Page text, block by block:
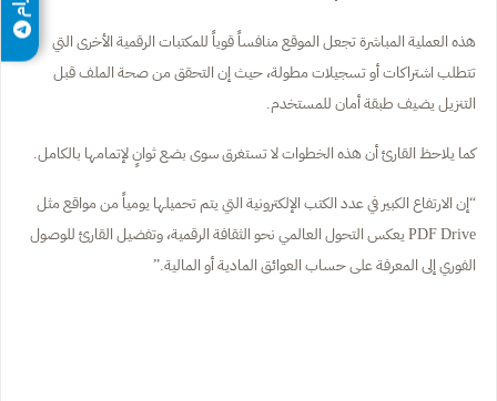
هذه العملية المباشرة تجعل الموقع منافساً قوياً للمكتبات الرقمية الأخرى التي
تتطلب اشتراكات أو تسجيلات مطولة، حيث إن التحقق من صحة الملف قبل
التنزيل يضيف طبقة أمان للمستخدم.
كما يلاحظ القارئ أن هذه الخطوات لا تستغرق سوى بضع ثوانٍ لإتمامها بالكامل.
“إن الارتفاع الكبير في عدد الكتب الإلكترونية التي يتم تحميلها يومياً من مواقع مثل
PDF Drive يعكس التحول العالمي نحو الثقافة الرقمية، وتفضيل القارئ للوصول
الفوري إلى المعرفة على حساب العوائق المادية أو المالية.”